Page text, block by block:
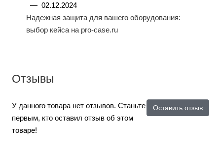
— 02.12.2024
Надежная защита для вашего оборудования:
выбор кейса на pro-case.ru
Отзывы
Оставить отзыв
У данного товара нет отзывов. Станьте
первым, кто оставил отзыв об этом
товаре!